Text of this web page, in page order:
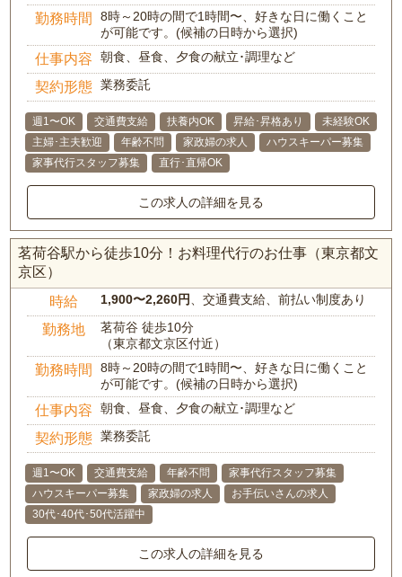
勤務時間
8時～20時の間で1時間〜、好きな日に働くこと
が可能です。(候補の日時から選択)
仕事内容 朝食、昼食、夕食の献立･調理など
契約形態 業務委託
週1〜OK 交通費支給 扶養内OK 昇給･昇格あり
未経験OK
主婦･主夫歓迎
年齢不問 家政婦の求人
ハウスキーパー募集
家事代行スタッフ募集
直行･直帰OK
この求人の詳細を見る
茗荷谷駅から徒歩10分！お料理代行のお仕事（東京都文
京区）
時給 1,900〜2,260円 、交通費支給、前払い制度あり
勤務地
茗荷谷 徒歩10分
（東京都文京区付近）
勤務時間
8時～20時の間で1時間〜、好きな日に働くこと
が可能です。(候補の日時から選択)
仕事内容 朝食、昼食、夕食の献立･調理など
契約形態 業務委託
週1〜OK 交通費支給 年齢不問
家事代行スタッフ募集
ハウスキーパー募集
家政婦の求人
お手伝いさんの求人
30代･40代･50代活躍中
この求人の詳細を見る